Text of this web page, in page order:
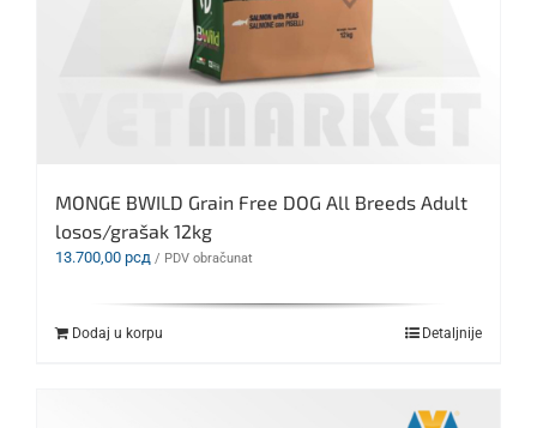
MONGE BWILD Grain Free DOG All Breeds Adult
losos/grašak 12kg
13.700,00 рсд / PDV obračunat
Dodaj u korpu Detaljnije